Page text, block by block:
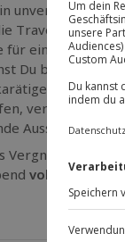
unvergessliches
für eine Nacht in
Du
Comedy.
verfügt über
Ausstrahlung
bei
voller Magie